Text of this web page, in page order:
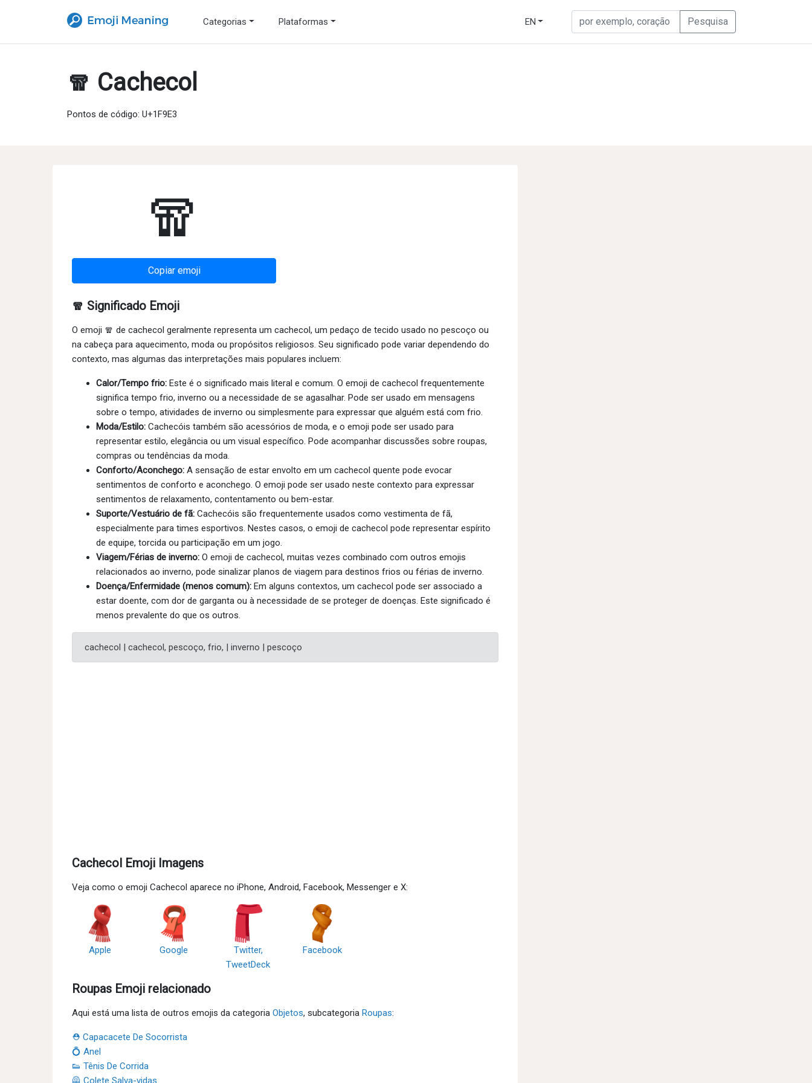
Categorias Plataformas EN
🧣 Cachecol
Pontos de código: U+1F9E3
🧣
Copiar emoji
🧣 Significado Emoji
O emoji 🧣 de cachecol geralmente representa um cachecol, um pedaço de tecido usado no pescoço ou
na cabeça para aquecimento, moda ou propósitos religiosos. Seu significado pode variar dependendo do
contexto, mas algumas das interpretações mais populares incluem:
Calor/Tempo frio: Este é o significado mais literal e comum. O emoji de cachecol frequentemente
significa tempo frio, inverno ou a necessidade de se agasalhar. Pode ser usado em mensagens
sobre o tempo, atividades de inverno ou simplesmente para expressar que alguém está com frio.
Moda/Estilo: Cachecóis também são acessórios de moda, e o emoji pode ser usado para
representar estilo, elegância ou um visual específico. Pode acompanhar discussões sobre roupas,
compras ou tendências da moda.
Conforto/Aconchego: A sensação de estar envolto em um cachecol quente pode evocar
sentimentos de conforto e aconchego. O emoji pode ser usado neste contexto para expressar
sentimentos de relaxamento, contentamento ou bem-estar.
Suporte/Vestuário de fã: Cachecóis são frequentemente usados como vestimenta de fã,
especialmente para times esportivos. Nestes casos, o emoji de cachecol pode representar espírito
de equipe, torcida ou participação em um jogo.
Viagem/Férias de inverno: O emoji de cachecol, muitas vezes combinado com outros emojis
relacionados ao inverno, pode sinalizar planos de viagem para destinos frios ou férias de inverno.
Doença/Enfermidade (menos comum): Em alguns contextos, um cachecol pode ser associado a
estar doente, com dor de garganta ou à necessidade de se proteger de doenças. Este significado é
menos prevalente do que os outros.
cachecol | cachecol, pescoço, frio, | inverno | pescoço
Cachecol Emoji Imagens
Veja como o emoji Cachecol aparece no iPhone, Android, Facebook, Messenger e X:
Apple Google
Twitter,
TweetDeck
Facebook
Roupas Emoji relacionado
Aqui está uma lista de outros emojis da categoria Objetos, subcategoria Roupas:
⛑ Capacacete De Socorrista
💍 Anel
👟 Tênis De Corrida
🦺 Colete Salva-vidas